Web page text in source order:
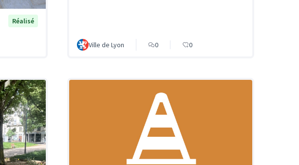
Réalisé
Ville de Lyon 0 0